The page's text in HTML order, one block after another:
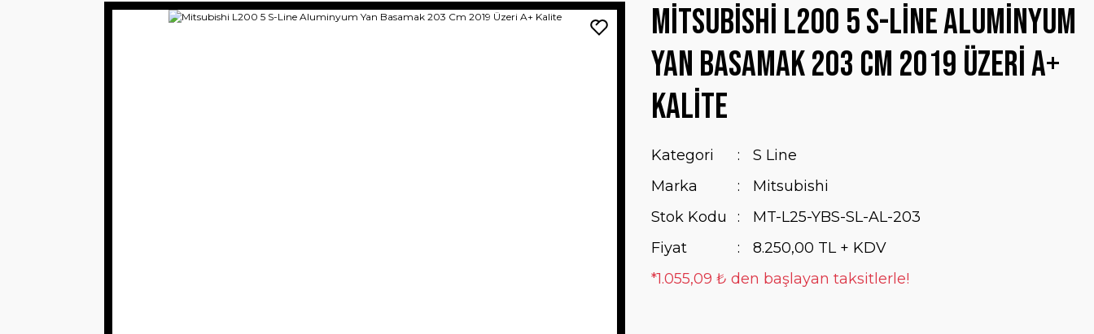
Mitsubishi L200 5 S-Line Aluminyum
Yan Basamak 203 Cm 2019 Üzeri A+
Kalite
Kategori
S Line
Marka
Mitsubishi
Stok Kodu
MT-L25-YBS-SL-AL-203
Fiyat
8.250,00 TL + KDV
*1.055,09 ₺ den başlayan taksitlerle!